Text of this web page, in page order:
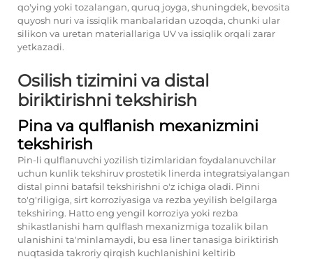
qo'ying yoki tozalangan, quruq joyga, shuningdek, bevosita
quyosh nuri va issiqlik manbalaridan uzoqda, chunki ular
silikon va uretan materiallariga UV va issiqlik orqali zarar
yetkazadi.
Osilish tizimini va distal
biriktirishni tekshirish
Pina va qulflanish mexanizmini
tekshirish
Pin-li qulflanuvchi yozilish tizimlaridan foydalanuvchilar
uchun kunlik tekshiruv prostetik linerda integratsiyalangan
distal pinni batafsil tekshirishni o'z ichiga oladi. Pinni
to'g'riligiga, sirt korroziyasiga va rezba yeyilish belgilarga
tekshiring. Hatto eng yengil korroziya yoki rezba
shikastlanishi ham qulflash mexanizmiga tozalik bilan
ulanishini ta'minlamaydi, bu esa liner tanasiga biriktirish
nuqtasida takroriy qirqish kuchlanishini keltirib